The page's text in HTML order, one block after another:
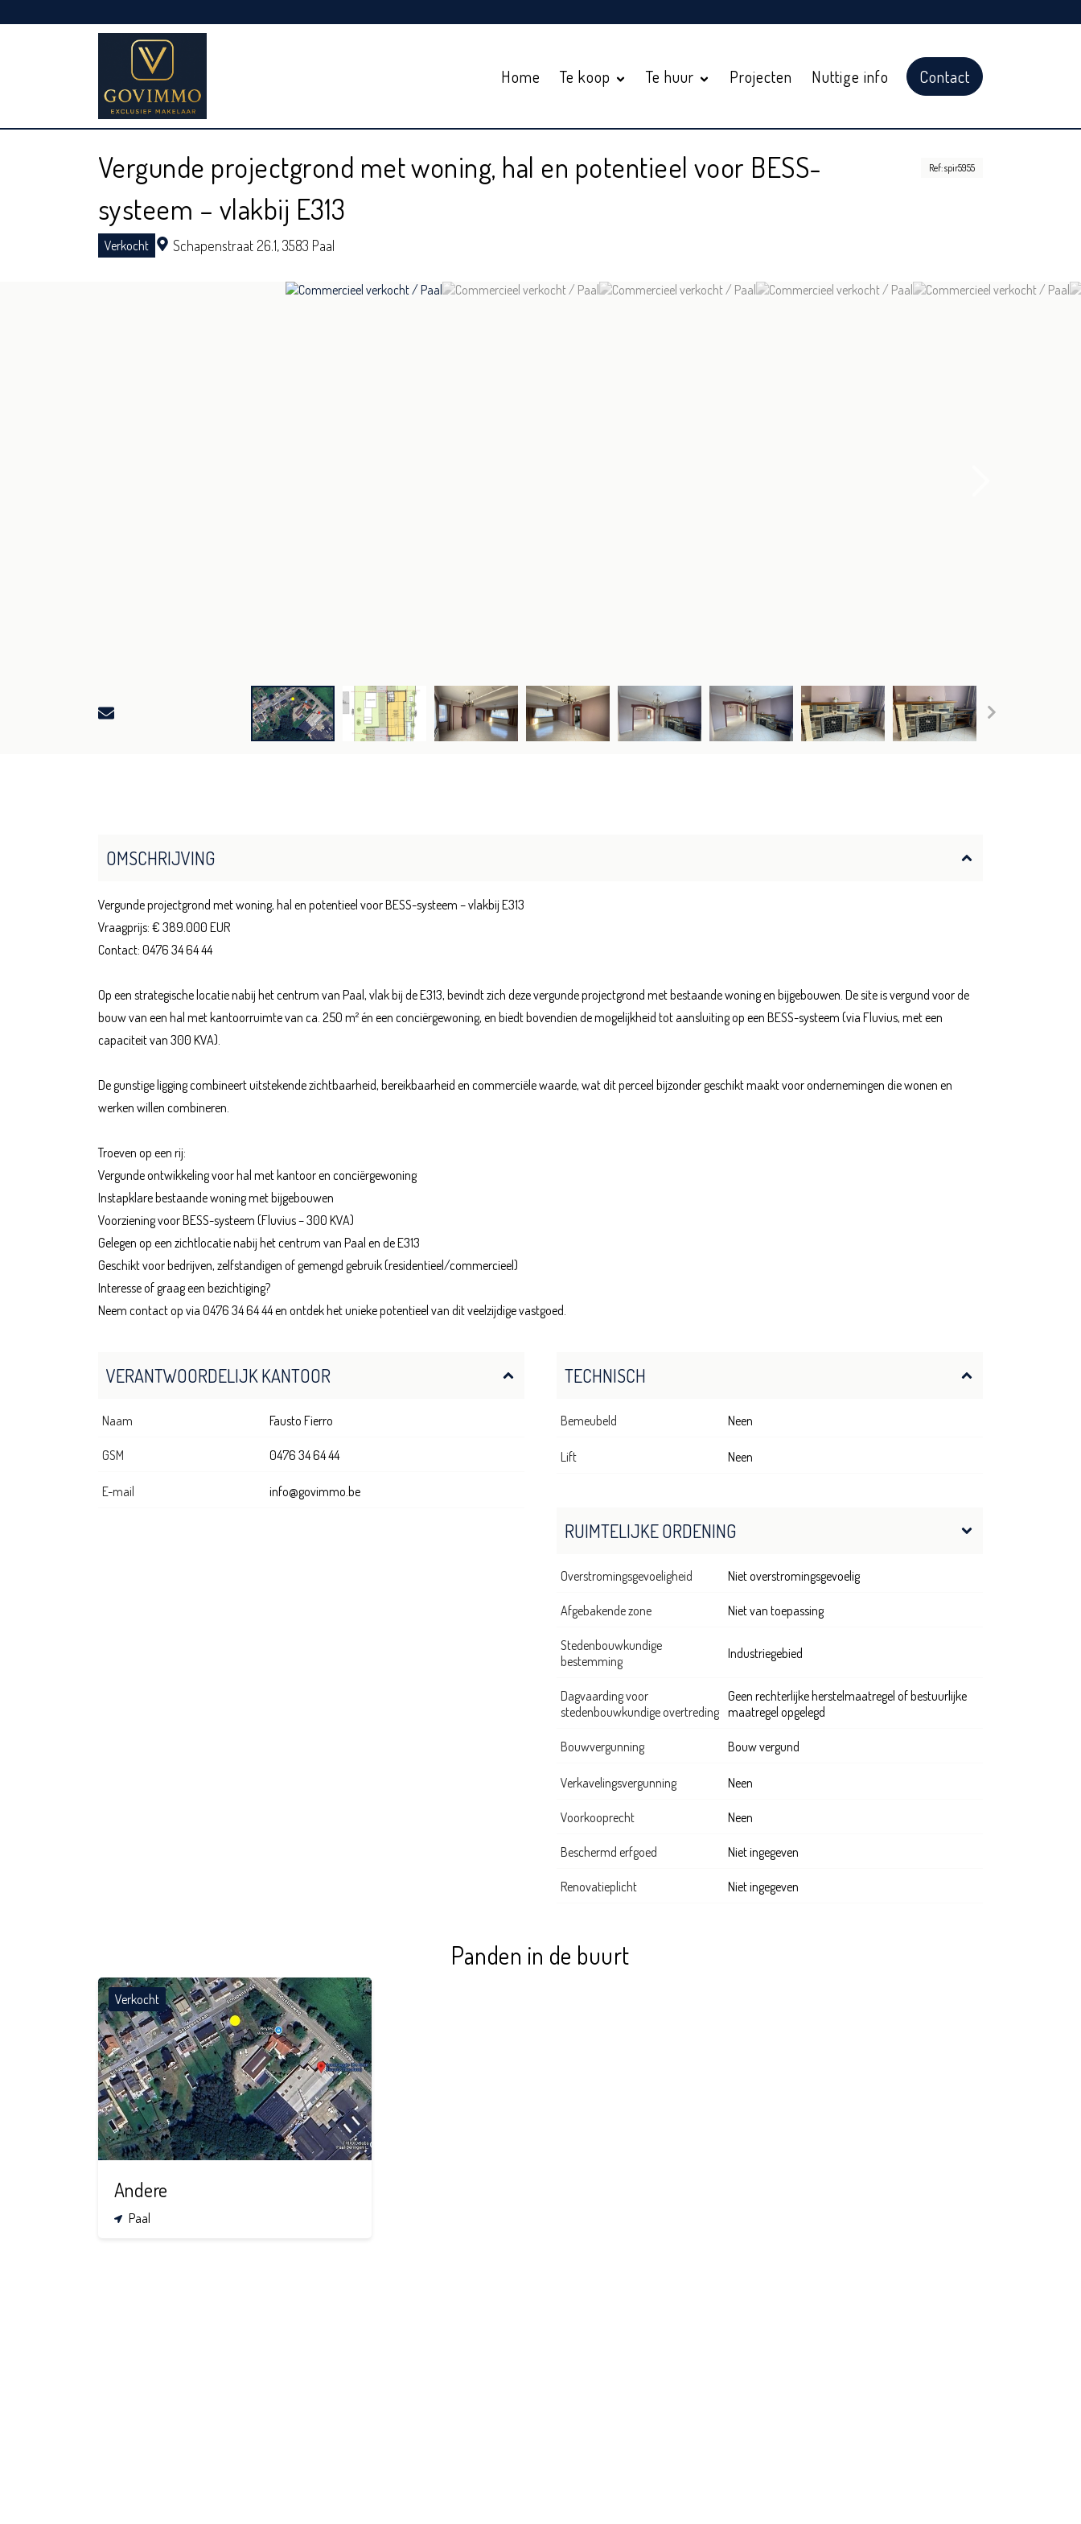
Home Te koop Te huur Projecten Nuttige info Contact
Vergunde projectgrond met woning, hal en potentieel voor BESS-
systeem – vlakbij E313
Verkocht Schapenstraat 26.1,3583 Paal
Ref: spir5955
OMSCHRIJVING
Vergunde projectgrond met woning, hal en potentieel voor BESS-systeem – vlakbij E313
Vraagprijs: € 389.000 EUR
Contact: 0476 34 64 44
Op een strategische locatie nabij het centrum van Paal, vlak bij de E313, bevindt zich deze vergunde projectgrond met bestaande woning en bijgebouwen. De site is vergund voor de
bouw van een hal met kantoorruimte van ca. 250 m² én een conciërgewoning, en biedt bovendien de mogelijkheid tot aansluiting op een BESS-systeem (via Fluvius, met een
capaciteit van 300 KVA).
De gunstige ligging combineert uitstekende zichtbaarheid, bereikbaarheid en commerciële waarde, wat dit perceel bijzonder geschikt maakt voor ondernemingen die wonen en
werken willen combineren.
Troeven op een rij:
Vergunde ontwikkeling voor hal met kantoor en conciërgewoning
Instapklare bestaande woning met bijgebouwen
Voorziening voor BESS-systeem (Fluvius – 300 KVA)
Gelegen op een zichtlocatie nabij het centrum van Paal en de E313
Geschikt voor bedrijven, zelfstandigen of gemengd gebruik (residentieel/commercieel)
Interesse of graag een bezichtiging?
Neem contact op via 0476 34 64 44 en ontdek het unieke potentieel van dit veelzijdige vastgoed.
VERANTWOORDELIJK KANTOOR
Naam Fausto Fierro
GSM 0476 34 64 44
E-mail info@govimmo.be
TECHNISCH
Bemeubeld Neen
Lift Neen
RUIMTELIJKE ORDENING
Overstromingsgevoeligheid Niet overstromingsgevoelig
Afgebakende zone Niet van toepassing
Stedenbouwkundige
bestemming
Industriegebied
Dagvaarding voor
stedenbouwkundige overtreding
Geen rechterlijke herstelmaatregel of bestuurlijke
maatregel opgelegd
Bouwvergunning Bouw vergund
Verkavelingsvergunning Neen
Voorkooprecht Neen
Beschermd erfgoed Niet ingegeven
Renovatieplicht Niet ingegeven
Panden in de buurt
Verkocht
Andere
Paal